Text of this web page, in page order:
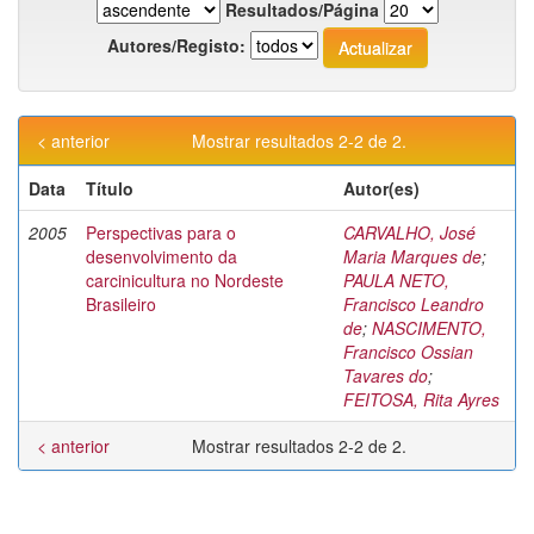
Resultados/Página
Autores/Registo:
Mostrar resultados 2-2 de 2.
< anterior
Data
Título
Autor(es)
2005
Perspectivas para o
desenvolvimento da
carcinicultura no Nordeste
Brasileiro
CARVALHO, José
Maria Marques de;
PAULA NETO,
Francisco Leandro
de; NASCIMENTO,
Francisco Ossian
Tavares do;
FEITOSA, Rita Ayres
Mostrar resultados 2-2 de 2.
< anterior